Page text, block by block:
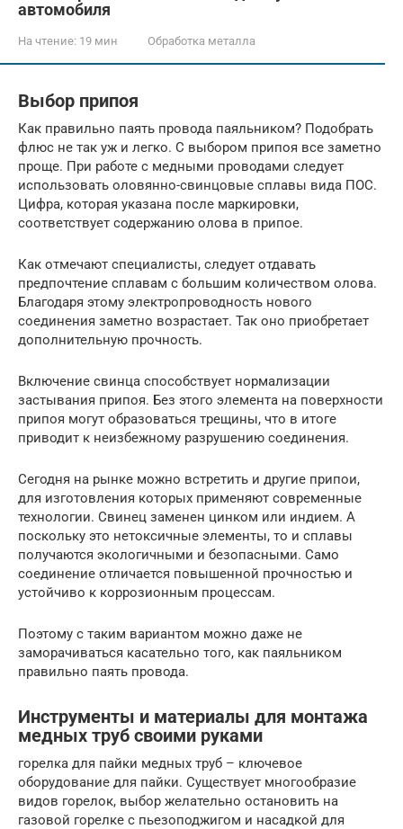
автомобиля
На чтение: 19 мин Обработка металла
Выбор припоя
Как правильно паять провода паяльником? Подобрать
флюс не так уж и легко. С выбором припоя все заметно
проще. При работе с медными проводами следует
использовать оловянно-свинцовые сплавы вида ПОС.
Цифра, которая указана после маркировки,
соответствует содержанию олова в припое.
Как отмечают специалисты, следует отдавать
предпочтение сплавам с большим количеством олова.
Благодаря этому электропроводность нового
соединения заметно возрастает. Так оно приобретает
дополнительную прочность.
Включение свинца способствует нормализации
застывания припоя. Без этого элемента на поверхности
припоя могут образоваться трещины, что в итоге
приводит к неизбежному разрушению соединения.
Сегодня на рынке можно встретить и другие припои,
для изготовления которых применяют современные
технологии. Свинец заменен цинком или индием. А
поскольку это нетоксичные элементы, то и сплавы
получаются экологичными и безопасными. Само
соединение отличается повышенной прочностью и
устойчиво к коррозионным процессам.
Поэтому с таким вариантом можно даже не
заморачиваться касательно того, как паяльником
правильно паять провода.
Инструменты и материалы для монтажа
медных труб своими руками
горелка для пайки медных труб – ключевое
оборудование для пайки. Существует многообразие
видов горелок, выбор желательно остановить на
газовой горелке с пьезоподжигом и насадкой для